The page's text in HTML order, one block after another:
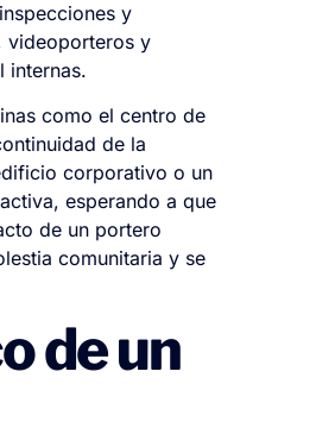
y
videoporteros y
internas.
como el centro de
de la
corporativo o un
esperando a que
de un portero
comunitaria y se
de un